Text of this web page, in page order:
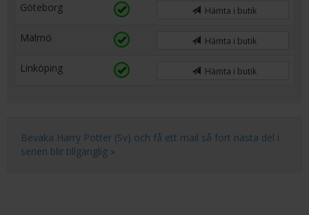
Göteborg Hämta i butik
Malmö Hämta i butik
Linköping Hämta i butik
Bevaka Harry Potter (Sv) och få ett mail så fort nästa del i
serien blir tillgänglig »